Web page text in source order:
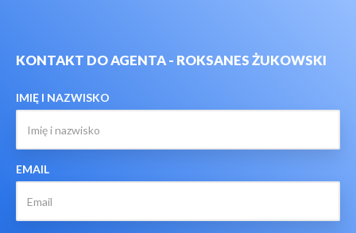
KONTAKT DO AGENTA - ROKSANES ŻUKOWSKI
IMIĘ I NAZWISKO
EMAIL